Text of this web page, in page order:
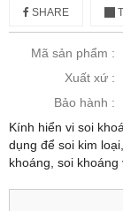
SHARE
Mã sản phẩm :
Xuất xứ :
Bảo hành :
Kính hiển vi soi
dụng để soi kim
khoáng, soi